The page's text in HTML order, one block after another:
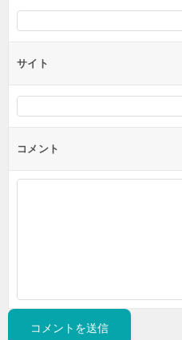
サイト
コメント